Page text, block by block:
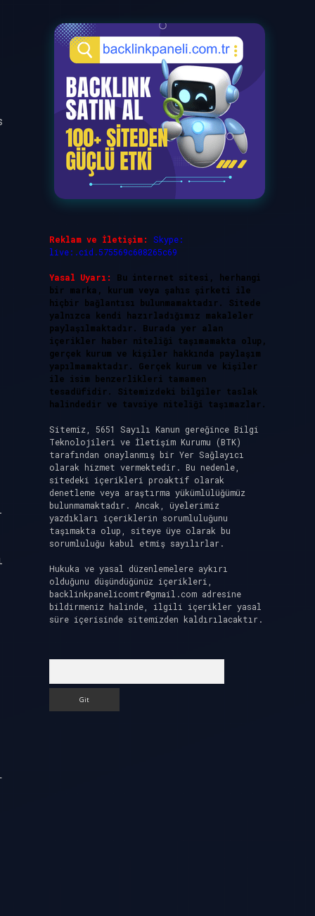
Reklam ve İletişim:
Skype:
live:.cid.575569c608265c69
Yasal Uyarı:
Bu internet sitesi, herhangi
bir marka, kurum veya şahıs şirketi ile
hiçbir bağlantısı bulunmamaktadır. Sitede
yalnızca kendi hazırladığımız makaleler
paylaşılmaktadır. Burada yer alan
içerikler haber niteliği taşımamakta olup,
gerçek kurum ve kişiler hakkında paylaşım
yapılmamaktadır. Gerçek kurum ve kişiler
ile isim benzerlikleri tamamen
tesadüfidir. Sitemizdeki bilgiler taslak
halindedir ve tavsiye niteliği taşımazlar.
Sitemiz, 5651 Sayılı Kanun gereğince Bilgi
Teknolojileri ve İletişim Kurumu (BTK)
tarafından onaylanmış bir Yer Sağlayıcı
olarak hizmet vermektedir. Bu nedenle,
sitedeki içerikleri proaktif olarak
denetleme veya araştırma yükümlülüğümüz
bulunmamaktadır. Ancak, üyelerimiz
yazdıkları içeriklerin sorumluluğunu
taşımakta olup, siteye üye olarak bu
sorumluluğu kabul etmiş sayılırlar.
Hukuka ve yasal düzenlemelere aykırı
olduğunu düşündüğünüz içerikleri,
backlinkpanelicomtr@gmail.comadresine
bildirmeniz halinde, ilgili içerikler yasal
süre içerisinde sitemizden kaldırılacaktır.